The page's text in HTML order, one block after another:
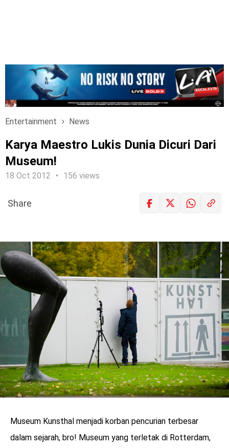
Entertainment News
Karya Maestro Lukis Dunia Dicuri Dari
Museum!
18 Oct 2012 156 views
benefit
menarik
Share
Museum Kunsthal menjadi korban pencurian terbesar
dalam sejarah, bro! Museum yang terletak di Rotterdam,